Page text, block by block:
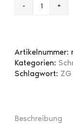
Menge
Artikelnummer:
Kategorien:
Schlagwort: ZG
Beschreibung